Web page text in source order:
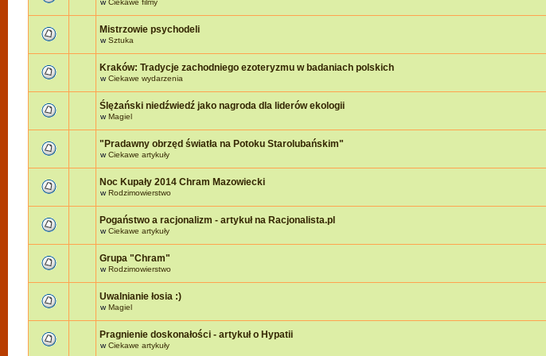
wCiekawe filmy
Mistrzowie psychodeli
wSztuka
Kraków: Tradycje zachodniego ezoteryzmu w badaniach polskich
wCiekawe wydarzenia
Ślężański niedźwiedź jako nagroda dla liderów ekologii
wMagiel
"Pradawny obrzęd światła na Potoku Starolubańskim"
wCiekawe artykuły
Noc Kupały 2014 Chram Mazowiecki
wRodzimowierstwo
Pogaństwo a racjonalizm - artykuł na Racjonalista.pl
wCiekawe artykuły
Grupa "Chram"
wRodzimowierstwo
Uwalnianie łosia :)
wMagiel
Pragnienie doskonałości - artykuł o Hypatii
wCiekawe artykuły